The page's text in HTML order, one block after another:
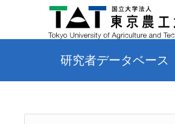
研究者データベース